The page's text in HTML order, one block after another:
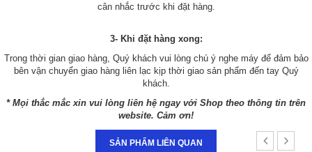
cân nhắc trước khi đặt hàng.
3- Khi đặt hàng xong:
Trong thời gian giao hàng, Quý khách vui lòng chú ý nghe máy để đảm bảo
bên vận chuyển giao hàng liên lạc kịp thời giao sản phẩm đến tay Quý
khách.
* Mọi thắc mắc xin vui lòng liên hệ ngay với Shop theo thông tin trên
website. Cảm ơn!
SẢN PHẨM LIÊN QUAN